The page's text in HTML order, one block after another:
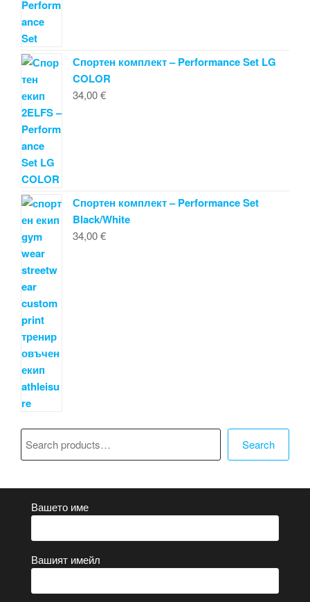
Спортен комплект – Performance Set LG
COLOR
34,00€
Спортен комплект – Performance Set
Black/White
34,00€
Търсене
Search
Вашето име
Вашият имейл